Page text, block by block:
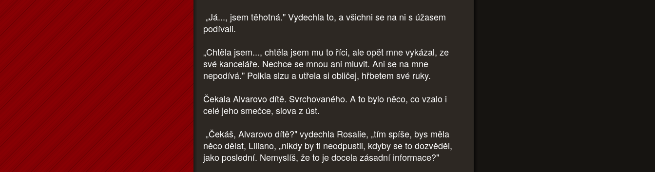
„Já..., jsem těhotná." Vydechla to, a všichni se na ni s úžasem
podívali.
„Chtěla jsem..., chtěla jsem mu to říci, ale opět mne vykázal, ze
své kanceláře. Nechce se mnou ani mluvit. Ani se na mne
nepodívá." Polkla slzu a utřela si obličej, hřbetem své ruky.
Čekala Alvarovo dítě. Svrchovaného. A to bylo něco, co vzalo i
celé jeho smečce, slova z úst.
„Čekáš, Alvarovo dítě?" vydechla Rosalie, „tím spíše, bys měla
něco dělat, Liliano, „nikdy by ti neodpustil, kdyby se to dozvěděl,
jako poslední. Nemyslíš, že to je docela zásadní informace?"